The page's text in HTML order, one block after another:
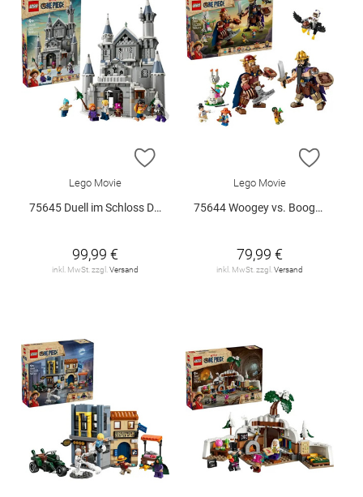
ZUR WUNSCHLISTE HINZUFÜGEN
Lego Movie
75645 Duell im Schloss Drumm V29
99,99 €
inkl. MwSt. zzgl. Versand
ZUR
Lego Movie
75644 Woogey vs. Boogey Riesen a.. V29
79,99 €
inkl. MwSt. zzgl. Versand